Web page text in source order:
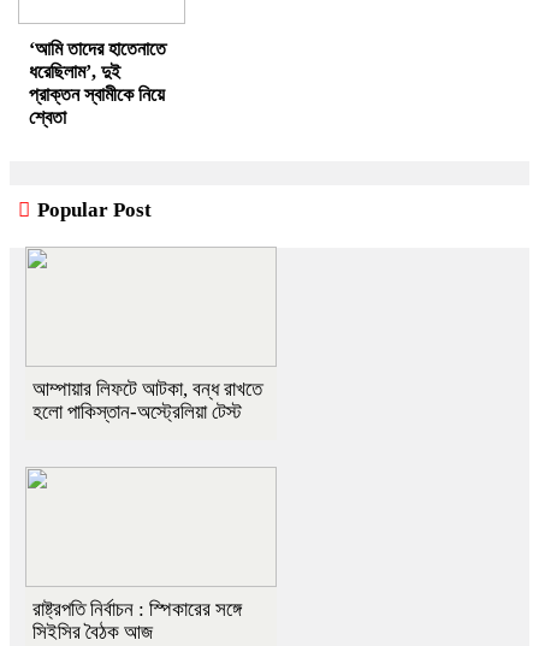
‘আমি তাদের হাতেনাতে
ধরেছিলাম’, দুই
প্রাক্তন স্বামীকে নিয়ে
শ্বেতা
Popular Post
আম্পায়ার লিফটে আটকা, বন্ধ রাখতে
হলো পাকিস্তান-অস্ট্রেলিয়া টেস্ট
রাষ্ট্রপতি নির্বাচন : স্পিকারের সঙ্গে
সিইসির বৈঠক আজ